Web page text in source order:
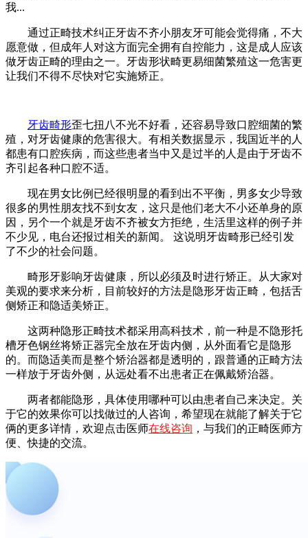
我...
通过正畸技术纠正牙齿不齐小朋友牙可能会觉得痛，不大
愿意做，但成年人对这方面完全拥有自控能力，这是成人应该
做牙齿正畸的理由之一。牙齿形状畸更易细菌繁殖这一危害更
让我们不得不尽快对它实施矫正。
牙齿畸形歪七扭八不光不好看，还容易导致口腔细菌的繁
殖，对牙齿健康的危害很大。有相关数据显示，我国近半的人
都患有口腔疾病，而这些患者当中又是过半的人是由于牙齿不
齐引起各种口腔不适。
现在男女比例已经很明显的看到出不平衡，男多女少导致
很多的男性朋友找不到女友，这只是他们老大不小还单身的原
因，另个一个就是牙齿不齐被女方拒绝，生活里这样的例子并
不少见，电台还报过相关的新闻。 这说明牙齿畸形已经引发
了不少的社会问题。
畸形牙影响牙齿健康，所以必须及时进行矫正。从大家对
美观的要求来分析，目前较好的方法是隐形牙齿正畸，包括舌
侧矫正和隐适美矫正。
这两种隐形正畸技术都采用高科技术，前一种是不隐形托
槽牙色钢丝将矫正器完全放在牙齿内侧，从外面看它是隐形
的。而隐适美而是整个矫治器都是透明的，跟普通的正畸方法
一样放于牙齿外侧，从远处看不出患者正在佩戴矫治器。
两者都能隐形，具体使用哪种可以由患者自己来决定。关
于它的效果你可以找做过的人咨询，希望现在就能了解关于它
俩的更多详情，欢迎点击医师在线咨询 ，与我们的正畸医师方
便、快捷的交流。